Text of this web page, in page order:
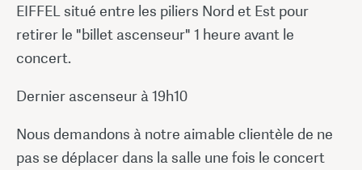
EIFFEL situé entre les piliers Nord et Est pour
retirer le "billet ascenseur" 1 heure avant le
concert.
Dernier ascenseur à 19h10
Nous demandons à notre aimable clientèle de ne
pas se déplacer dans la salle une fois le concert